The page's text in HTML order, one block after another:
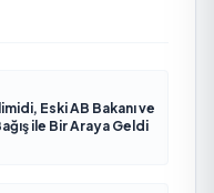
Eski AB Bakanı ve
ile Bir Araya Geldi